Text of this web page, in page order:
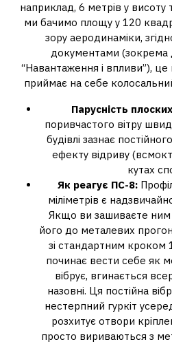
наприклад, 6 метрів у висоту
ми бачимо площу у 120
зору аеродинаміки,
документами
“Навантаження і впливи”), це
приймає на себе
Парусність
поривчастого вітру
будівлі зазнає
ефекту відриву
кутах
Як реагує ПС-8:
міліметрів є
Якщо ви зашиваєте ним
його до металевих
зі стандартним кроком
починає вести себе як
вібрує, вгинається
назовні. Ця постійна
нестерпний гуркіт
розхитує отвори
просто вириваються з